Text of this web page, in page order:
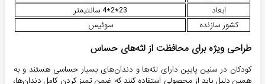
ابعاد
23*2*4 سانتیمتر
کشور سازنده
سوئیس
طراحی ویژه برای محافظت از لثه‌های حساس
کودکان در سنین پایین دارای لثه‌ها و دندان‌های بسیار حساسی هستند و به
همین دلیل باید از محصولی استفاده کنند که ضمن تمیز کردن کامل دندان‌ها،